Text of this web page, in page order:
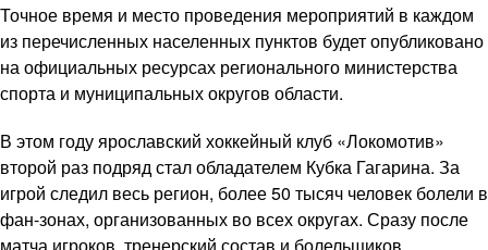
Точное время и место проведения мероприятий в каждом
из перечисленных населенных пунктов будет опубликовано
на официальных ресурсах регионального министерства
спорта и муниципальных округов области.
В этом году ярославский хоккейный клуб «Локомотив»
второй раз подряд стал обладателем Кубка Гагарина. За
игрой следил весь регион, более 50 тысяч человек болели в
фан-зонах, организованных во всех округах. Сразу после
матча игроков, тренерский состав и болельщиков